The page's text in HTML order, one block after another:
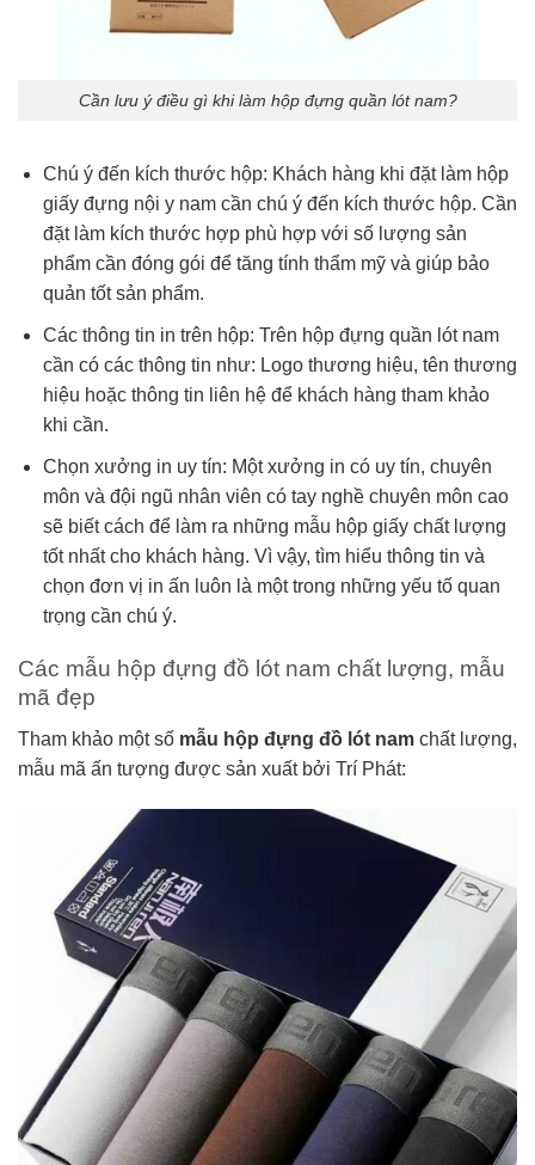
Cần lưu ý điều gì khi làm hộp đựng quần lót nam?
Chú ý đến kích thước hộp: Khách hàng khi đặt làm hộp
giấy đựng nội y nam cần chú ý đến kích thước hộp. Cần
đặt làm kích thước hợp phù hợp với số lượng sản
phẩm cần đóng gói để tăng tính thẩm mỹ và giúp bảo
quản tốt sản phẩm.
Các thông tin in trên hộp: Trên hộp đựng quần lót nam
cần có các thông tin như: Logo thương hiệu, tên thương
hiệu hoặc thông tin liên hệ để khách hàng tham khảo
khi cần.
Chọn xưởng in uy tín: Một xưởng in có uy tín, chuyên
môn và đội ngũ nhân viên có tay nghề chuyên môn cao
sẽ biết cách để làm ra những mẫu hộp giấy chất lượng
tốt nhất cho khách hàng. Vì vậy, tìm hiểu thông tin và
chọn đơn vị in ấn luôn là một trong những yếu tố quan
trọng cần chú ý.
Các mẫu hộp đựng đồ lót nam chất lượng, mẫu
mã đẹp
Tham khảo một số mẫu hộp đựng đồ lót nam chất lượng,
mẫu mã ấn tượng được sản xuất bởi Trí Phát: